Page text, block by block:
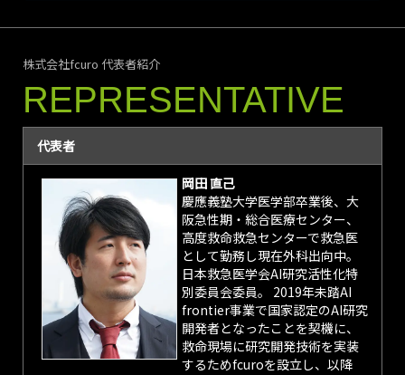
株式会社fcuro 代表者紹介
REPRESENTATIVE
代表者
岡田 直己
慶應義塾大学医学部卒業後、大
阪急性期・総合医療センター、
高度救命救急センターで救急医
として勤務し現在外科出向中。
日本救急医学会AI研究活性化特
別委員会委員。 2019年未踏AI
frontier事業で国家認定のAI研究
開発者となったことを契機に、
救命現場に研究開発技術を実装
するためfcuroを設立し、以降